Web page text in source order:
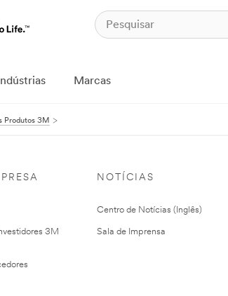
Indústrias Marcas
Produtos 3M
3M
NOTÍCIAS
Centro de Notícias (Inglês)
Sala de Imprensa